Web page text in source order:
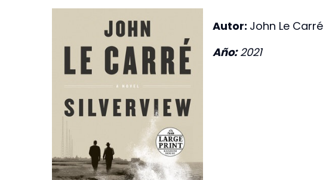
Autor: John Le Carré
Año:2021